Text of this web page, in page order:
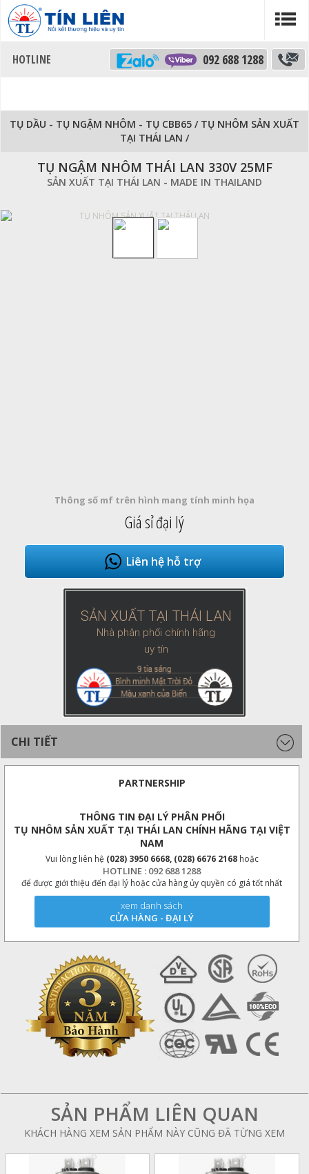
092 688 1288
TỤ DẦU - TỤ NGẬM NHÔM - TỤ CBB65 / TỤ NHÔM SẢN XUẤT
TẠI THÁI LAN /
TỤ NGẬM NHÔM THÁI LAN 330V 25MF
SẢN XUẤT TẠI THÁI LAN - MADE IN THAILAND
Thông số mf trên hình mang tính minh họa
Giá sỉ đại lý
Liên hệ hỗ trợ
SẢN XUẤT TẠI THÁI LAN
Nhà phân phối chính hãng
uy tín
CHI TIẾT
PARTNERSHIP
THÔNG TIN ĐẠI LÝ PHÂN PHỐI
TỤ NHÔM SẢN XUẤT TẠI THÁI LAN CHÍNH HÃNG TẠI VIỆT
NAM
Vui lòng liên hệ (028) 3950 6668, (028) 6676 2168hoặc
HOTLINE : 092 688 1288
để được giới thiệu đến đại lý hoặc cửa hàng ủy quyền có giá tốt nhất
xem danh sách
CỬA HÀNG - ĐẠI LÝ
SẢN PHẨM LIÊN QUAN
KHÁCH HÀNG XEM SẢN PHẨM NÀY CŨNG ĐÃ TỪNG XEM